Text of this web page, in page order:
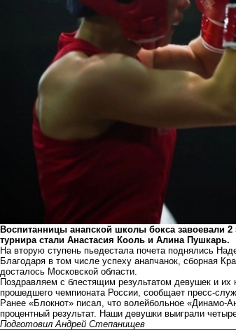
Воспитанницы анапской школы бокса завоевали
турнира стали Анастасия Кооль и Алина Пушкарь.
На вторую ступень пьедестала почета поднялись
Благодаря в том числе успеху анапчанок, сборная
досталось Московской области.
Поздравляем с блестящим результатом девушек и
прошедшего чемпионата России, сообщает пресс-
Ранее «Блокнот» писал, что волейбольное «Динамо-
процентный результат. Наши девушки выиграли
Подготовил Андрей Степанищев